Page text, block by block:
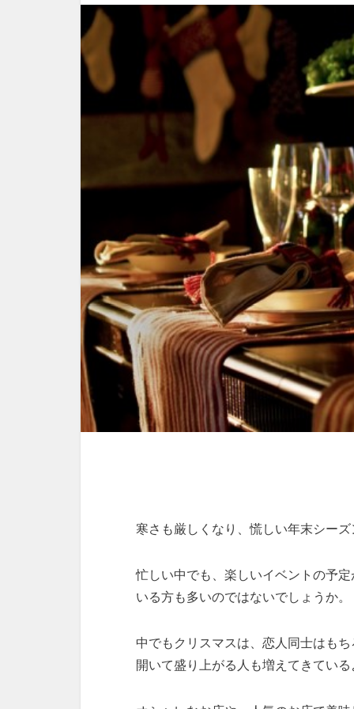
寒さも厳しくなり、慌しい年末シー
忙しい中でも、楽しいイベントの予
いる方も多いのではないでしょうか。
中でもクリスマスは、恋人同士はも
開いて盛り上がる人も増えてきてい